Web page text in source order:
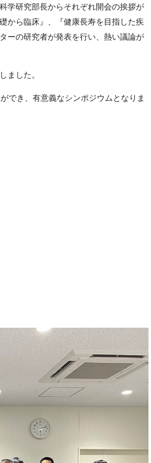
学研究部長からそれぞれ開会の挨拶が
から臨床』、『健康長寿を目指した疾
ーの研究者が発表を行い、熱い議論が
ました。
でき、有意義なシンポジウムとなりま